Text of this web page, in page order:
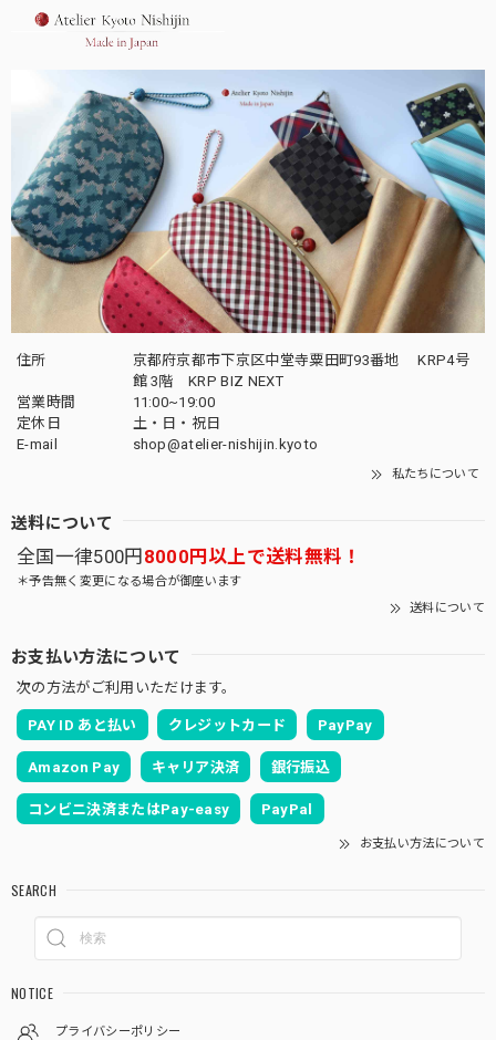
住所
京都府京都市下京区中堂寺粟田町93番地 KRP4号
館 3階 KRP BIZ NEXT
営業時間
11:00~19:00
定休日
土・日・祝日
E-mail
shop@atelier-nishijin.kyoto
私たちについて
送料について
全国一律500円8000円以上で送料無料！
＊予告無く変更になる場合が御座います
送料について
お支払い方法について
次の方法がご利用いただけます。
PAY ID あと払い クレジットカード PayPay
Amazon Pay キャリア決済 銀行振込
コンビニ決済またはPay-easy PayPal
お支払い方法について
SEARCH
NOTICE
プライバシーポリシー